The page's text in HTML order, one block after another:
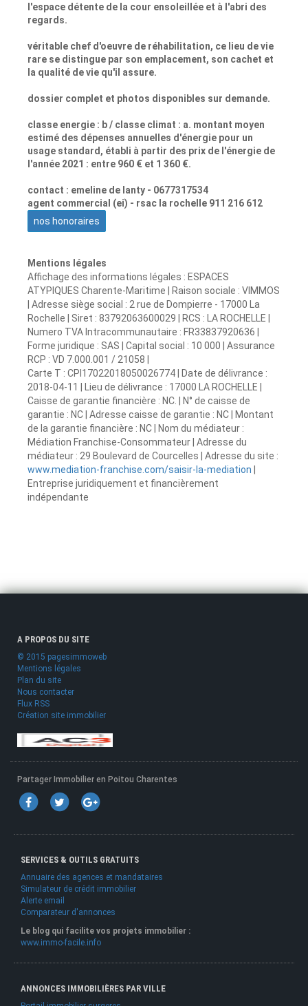
l'espace détente de la cour ensoleillée et à l'abri des
regards.
véritable chef d'oeuvre de réhabilitation, ce lieu de vie
rare se distingue par son emplacement, son cachet et
la qualité de vie qu'il assure.
dossier complet et photos disponibles sur demande.
classe energie : b / classe climat : a. montant moyen
estimé des dépenses annuelles d'énergie pour un
usage standard, établi à partir des prix de l'énergie de
l'année 2021 : entre 960 € et 1 360 €.
contact : emeline de lanty - 0677317534
agent commercial (ei) - rsac la rochelle 911 216 612
nos honoraires
Mentions légales
Affichage des informations légales : ESPACES
ATYPIQUES Charente-Maritime | Raison sociale : VIMMOS
| Adresse siège social : 2 rue de Dompierre - 17000 La
Rochelle | Siret : 83792063600029 | RCS : LA ROCHELLE |
Numero TVA Intracommunautaire : FR33837920636 |
Forme juridique : SAS | Capital social : 10 000 | Assurance
RCP : VD 7.000.001 / 21058 |
Carte T : CPI17022018050026774 | Date de délivrance :
2018-04-11 | Lieu de délivrance : 17000 LA ROCHELLE |
Caisse de garantie financière : NC. | N° de caisse de
garantie : NC | Adresse caisse de garantie : NC | Montant
de la garantie financière : NC | Nom du médiateur :
Médiation Franchise-Consommateur | Adresse du
médiateur : 29 Boulevard de Courcelles | Adresse du site :
www.mediation-franchise.com/saisir-la-mediation
Entreprise juridiquement et financièrement
indépendante
A PROPOS DU SITE
© 2015 pagesimmoweb
Mentions légales
Plan du site
Nous contacter
Flux RSS
Création site immobilier
Partager Immobilier en Poitou Charentes
SERVICES & OUTILS GRATUITS
Annuaire des agences et mandataires
Simulateur de crédit immobilier
Alerte email
Comparateur d'annonces
Le blog qui facilite vos projets immobilier :
www.immo-facile.info
ANNONCES IMMOBILIÈRES PAR VILLE